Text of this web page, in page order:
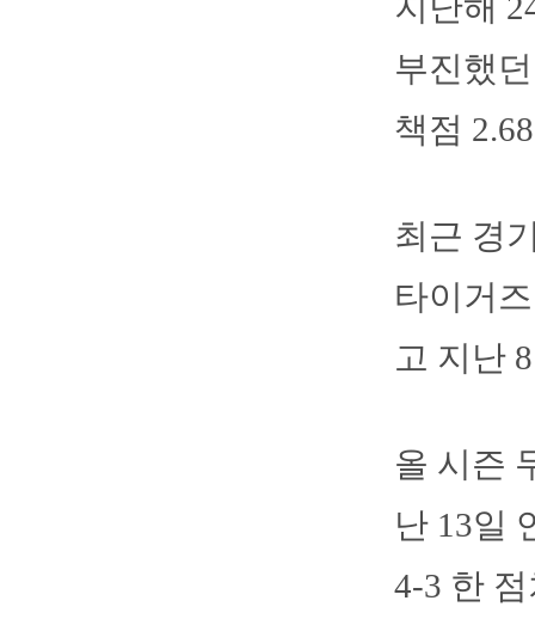
부진했
책점
최근 경
타이거
고 지난
올 시즌
난 13일
4-3 한